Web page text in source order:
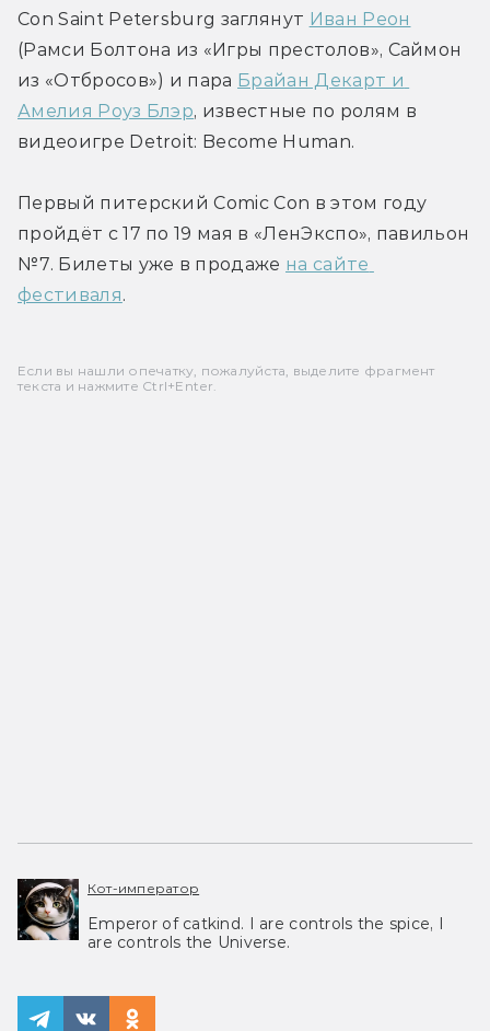
Con Saint Petersburg заглянут Иван Реон
(Рамси Болтона из «Игры престолов», Саймон
из «Отбросов») и пара Брайан Декарт и
Амелия Роуз Блэр, известные по ролям в
видеоигре Detroit: Become Human.
Первый питерский Comic Con в этом году
пройдёт с 17 по 19 мая в «ЛенЭкспо», павильон
№7. Билеты уже в продаже на сайте
фестиваля.
Если вы нашли опечатку, пожалуйста, выделите фрагмент
текста и нажмите Ctrl+Enter.
Кот-император
Emperor of catkind. I are controls the spice, I
are controls the Universe.